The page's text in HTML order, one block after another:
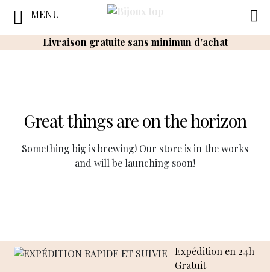
Livraison gratuite sans minimun d'achat
Great things are on the horizon
Something big is brewing! Our store is in the works
and will be launching soon!
Expédition en 24h
Gratuit
MENU